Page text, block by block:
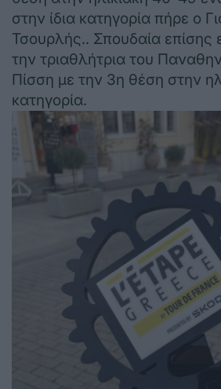
στην ίδια κατηγορία πήρε ο
Τσουρλής.. Σπουδαία επίσης
την τριαθλήτρια του
Πίσση με την 3η θέση στην
κατηγορία.